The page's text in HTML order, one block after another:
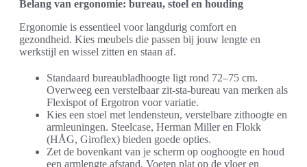
Belang van ergonomie: bureau, stoel en houding
Ergonomie is essentieel voor langdurig comfort en
gezondheid. Kies meubels die passen bij jouw lengte en
werkstijl en wissel zitten en staan af.
Standaard bureaubladhoogte ligt rond 72–75 cm.
Overweeg een verstelbaar zit-sta-bureau van merken als
Flexispot of Ergotron voor variatie.
Kies een stoel met lendensteun, verstelbare zithoogte en
armleuningen. Steelcase, Herman Miller en Flokk
(HÅG, Giroflex) bieden goede opties.
Zet de bovenkant van je scherm op ooghoogte en houd
een armlengte afstand. Voeten plat op de vloer en